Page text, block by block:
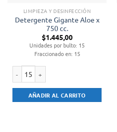
LIMPIEZA Y DESINFECCIÓN
Detergente Gigante Aloe x
750 cc.
$1.445,00
Unidades por bulto: 15
Fraccionado en: 15
Detergente Gigante Aloe x 750 cc.
AÑADIR AL CARRITO